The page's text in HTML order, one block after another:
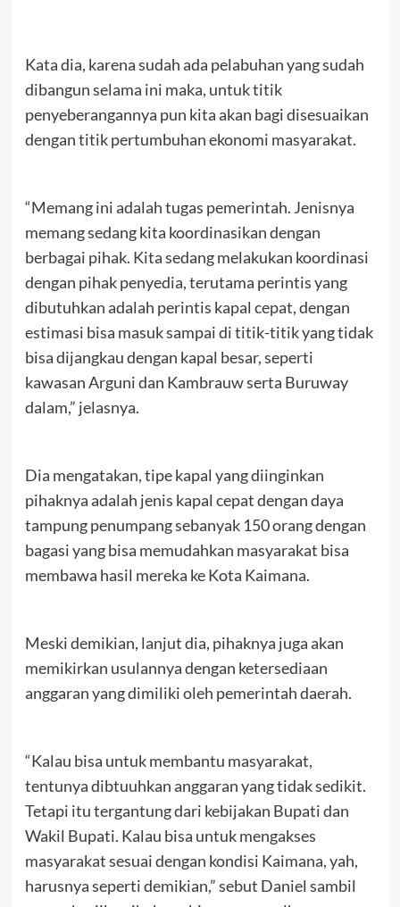
Kata dia, karena sudah ada pelabuhan yang sudah
dibangun selama ini maka, untuk titik
penyeberangannya pun kita akan bagi disesuaikan
dengan titik pertumbuhan ekonomi masyarakat.
“Memang ini adalah tugas pemerintah. Jenisnya
memang sedang kita koordinasikan dengan
berbagai pihak. Kita sedang melakukan koordinasi
dengan pihak penyedia, terutama perintis yang
dibutuhkan adalah perintis kapal cepat, dengan
estimasi bisa masuk sampai di titik-titik yang tidak
bisa dijangkau dengan kapal besar, seperti
kawasan Arguni dan Kambrauw serta Buruway
dalam,” jelasnya.
Dia mengatakan, tipe kapal yang diinginkan
pihaknya adalah jenis kapal cepat dengan daya
tampung penumpang sebanyak 150 orang dengan
bagasi yang bisa memudahkan masyarakat bisa
membawa hasil mereka ke Kota Kaimana.
Meski demikian, lanjut dia, pihaknya juga akan
memikirkan usulannya dengan ketersediaan
anggaran yang dimiliki oleh pemerintah daerah.
“Kalau bisa untuk membantu masyarakat,
tentunya dibtuuhkan anggaran yang tidak sedikit.
Tetapi itu tergantung dari kebijakan Bupati dan
Wakil Bupati. Kalau bisa untuk mengakses
masyarakat sesuai dengan kondisi Kaimana, yah,
harusnya seperti demikian,” sebut Daniel sambil